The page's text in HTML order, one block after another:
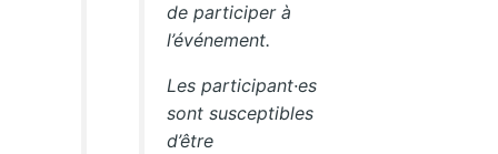
de participer à
l’événement.
Les participant·es
sont susceptibles
d’être